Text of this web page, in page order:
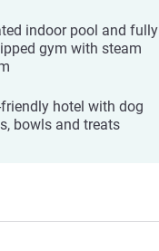
indoor pool and fully
gym with steam
friendly hotel with dog
bowls and treats